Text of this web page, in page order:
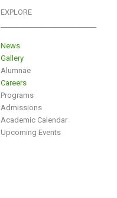
EXPLORE
News
Gallery
Alumnae
Careers
Programs
Admissions
Academic Calendar
Upcoming Events